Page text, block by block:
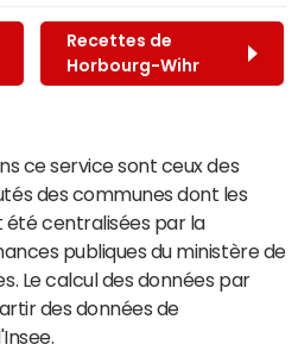
Recettes de
Horbourg-Wihr
ce service sont ceux des
des communes dont les
centralisées par la
publiques du ministère de
Le calcul des données par
des données de